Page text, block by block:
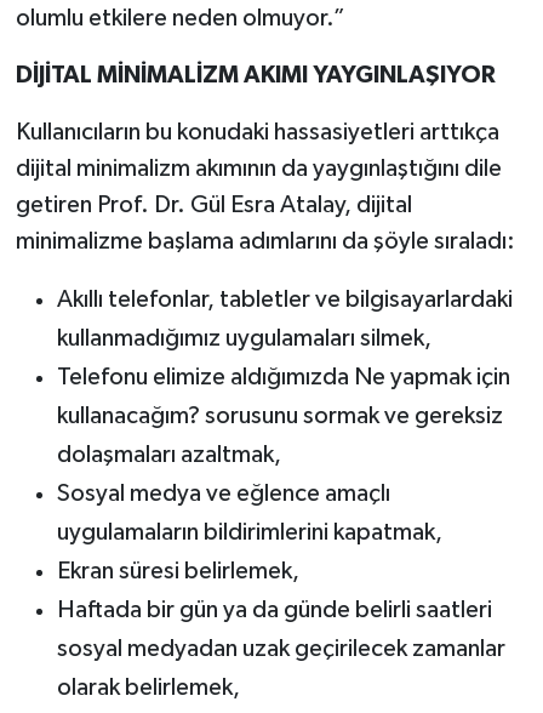
olumlu etkilere neden olmuyor.”
DİJİTAL MİNİMALİZM AKIMI YAYGINLAŞIYOR
Kullanıcıların bu konudaki hassasiyetleri arttıkça
dijital minimalizm akımının da yaygınlaştığını dile
getiren Prof. Dr. Gül Esra Atalay, dijital
minimalizme başlama adımlarını da şöyle sıraladı:
Akıllı telefonlar, tabletler ve bilgisayarlardaki
kullanmadığımız uygulamaları silmek,
Telefonu elimize aldığımızda Ne yapmak için
kullanacağım? sorusunu sormak ve gereksiz
dolaşmaları azaltmak,
Sosyal medya ve eğlence amaçlı
uygulamaların bildirimlerini kapatmak,
Ekran süresi belirlemek,
Haftada bir gün ya da günde belirli saatleri
sosyal medyadan uzak geçirilecek zamanlar
olarak belirlemek,